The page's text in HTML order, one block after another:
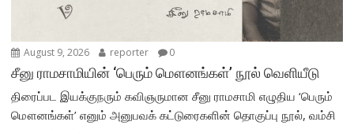
August 9, 2026 reporter 0
சீனு ராமசாமியின் ‘பெரும் மௌனங்கள்’ நூல் வெளியீடு
திரைப்பட இயக்குநரும் கவிஞருமான சீனு ராமசாமி எழுதிய ‘பெரும்
மௌனங்கள்’ எனும் அனுபவக் கட்டுரைகளின் தொகுப்பு நூல், வம்சி